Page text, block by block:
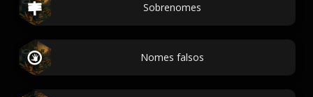
Sobrenomes
Nomes falsos